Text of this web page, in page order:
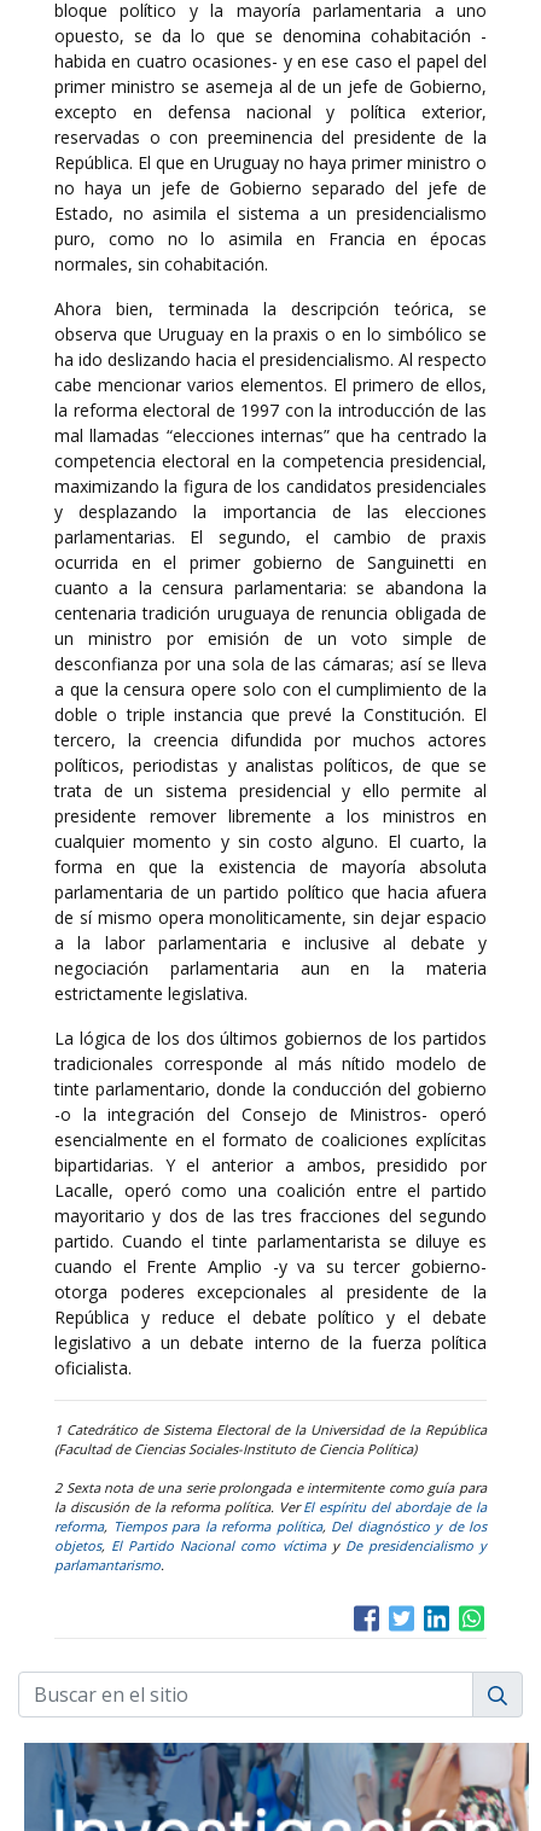
bloque político y la mayoría parlamentaria a uno
opuesto, se da lo que se denomina cohabitación -
habida en cuatro ocasiones- y en ese caso el papel del
primer ministro se asemeja al de un jefe de Gobierno,
excepto en defensa nacional y política exterior,
reservadas o con preeminencia del presidente de la
República. El que en Uruguay no haya primer ministro o
no haya un jefe de Gobierno separado del jefe de
Estado, no asimila el sistema a un presidencialismo
puro, como no lo asimila en Francia en épocas
normales, sin cohabitación.
Ahora bien, terminada la descripción teórica, se
observa que Uruguay en la praxis o en lo simbólico se
ha ido deslizando hacia el presidencialismo. Al respecto
cabe mencionar varios elementos. El primero de ellos,
la reforma electoral de 1997 con la introducción de las
mal llamadas “elecciones internas” que ha centrado la
competencia electoral en la competencia presidencial,
maximizando la figura de los candidatos presidenciales
y desplazando la importancia de las elecciones
parlamentarias. El segundo, el cambio de praxis
ocurrida en el primer gobierno de Sanguinetti en
cuanto a la censura parlamentaria: se abandona la
centenaria tradición uruguaya de renuncia obligada de
un ministro por emisión de un voto simple de
desconfianza por una sola de las cámaras; así se lleva
a que la censura opere solo con el cumplimiento de la
doble o triple instancia que prevé la Constitución. El
tercero, la creencia difundida por muchos actores
políticos, periodistas y analistas políticos, de que se
trata de un sistema presidencial y ello permite al
presidente remover libremente a los ministros en
cualquier momento y sin costo alguno. El cuarto, la
forma en que la existencia de mayoría absoluta
parlamentaria de un partido político que hacia afuera
de sí mismo opera monoliticamente, sin dejar espacio
a la labor parlamentaria e inclusive al debate y
negociación parlamentaria aun en la materia
estrictamente legislativa.
La lógica de los dos últimos gobiernos de los partidos
tradicionales corresponde al más nítido modelo de
tinte parlamentario, donde la conducción del gobierno
-o la integración del Consejo de Ministros- operó
esencialmente en el formato de coaliciones explícitas
bipartidarias. Y el anterior a ambos, presidido por
Lacalle, operó como una coalición entre el partido
mayoritario y dos de las tres fracciones del segundo
partido. Cuando el tinte parlamentarista se diluye es
cuando el Frente Amplio -y va su tercer gobierno-
otorga poderes excepcionales al presidente de la
República y reduce el debate político y el debate
legislativo a un debate interno de la fuerza política
oficialista.
1 Catedrático de Sistema Electoral de la Universidad de la República
(Facultad de Ciencias Sociales-Instituto de Ciencia Política)
2 Sexta nota de una serie prolongada e intermitente como guía para
la discusión de la reforma política. VerEl espíritu del abordaje de la
reforma, Tiempos para la reforma política, Del diagnóstico y de los
objetos, El Partido Nacional como víctimay De presidencialismo y
parlamantarismo.